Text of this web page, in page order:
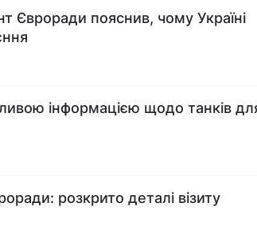
Євроради пояснив, чому Україні
інформацією щодо танків
розкрито деталі візиту